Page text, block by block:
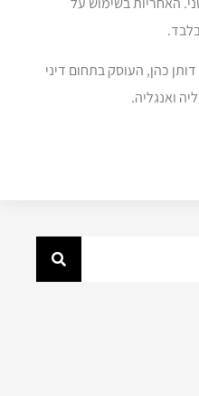
כהן, העוסק בתחום דיני
ואנגליה.